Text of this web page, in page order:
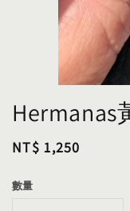
Regular
NT$ 1,250
數量